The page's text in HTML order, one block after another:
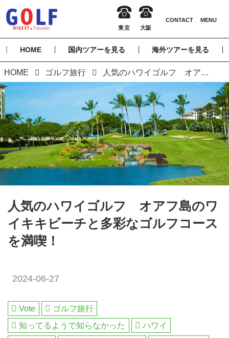
HOME 国内ツアーを見る 海外ツアーを見る
HOME ゴルフ旅行 人気のハワイゴルフ オアフ島のワイキキビーチと多彩なゴルフコースを満喫！
人気のハワイゴルフ オアフ島のワ
イキキビーチと多彩なゴルフコース
を満喫！
2024-06-27
Vote
ゴルフ旅行
知ってるようで知らなかった
ハワイ